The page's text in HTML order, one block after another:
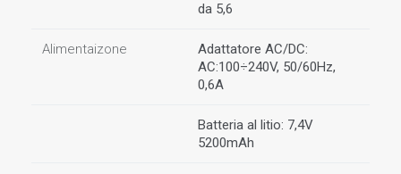
da 5,6
Alimentaizone
Adattatore AC/DC:
AC:100÷240V, 50/60Hz,
0,6A
Batteria al litio: 7,4V
5200mAh